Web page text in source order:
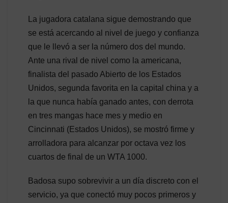
La jugadora catalana sigue demostrando que
se está acercando al nivel de juego y confianza
que le llevó a ser la número dos del mundo.
Ante una rival de nivel como la americana,
finalista del pasado Abierto de los Estados
Unidos, segunda favorita en la capital china y a
la que nunca había ganado antes, con derrota
en tres mangas hace mes y medio en
Cincinnati (Estados Unidos), se mostró firme y
arrolladora para alcanzar por octava vez los
cuartos de final de un WTA 1000.
Badosa supo sobrevivir a un día discreto con el
servicio, ya que conectó muy pocos primeros y